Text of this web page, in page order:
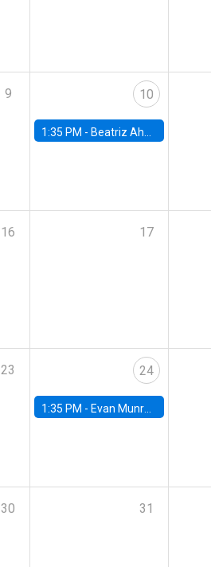
9 10
1:35 PM - Beatriz Ahumada, PhD candidate, Universidad de Pittsburgh
16 17
23 24
1:35 PM - Evan Munro, Neyman Visiting Assistant Professor in the Department of Statistics at UC Berkeley
30 31